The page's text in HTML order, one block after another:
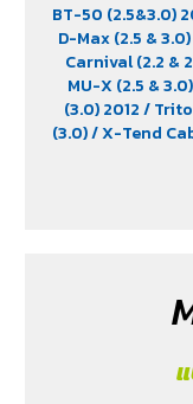
BT-50 (2.5&3.0)
D-Max (2.5 & 3.0)
Carnival (2.2 &
MU-X (2.5 & 3.0)
(3.0) 2012/
(3.0)/ X-Tend